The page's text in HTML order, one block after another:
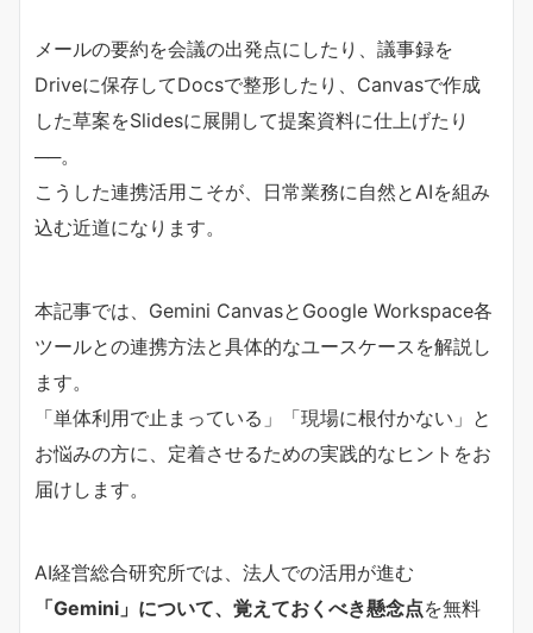
メールの要約を会議の出発点にしたり、議事録を
Driveに保存してDocsで整形したり、Canvasで作成
した草案をSlidesに展開して提案資料に仕上げたり
──。
こうした連携活用こそが、日常業務に自然とAIを組み
込む近道になります。
本記事では、Gemini CanvasとGoogle Workspace各
ツールとの連携方法と具体的なユースケースを解説し
ます。
「単体利用で止まっている」「現場に根付かない」と
お悩みの方に、定着させるための実践的なヒントをお
届けします。
AI経営総合研究所では、法人での活用が進む
「Gemini」について、覚えておくべき懸念点を無料